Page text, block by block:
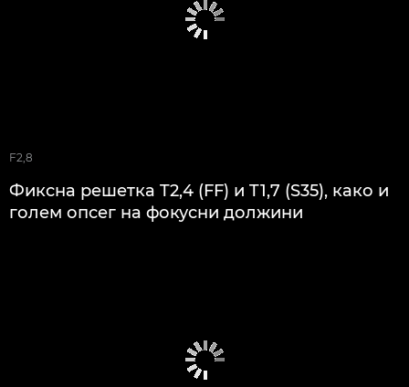
F2,8
Фиксна решетка T2,4 (FF) и T1,7 (S35), како и
голем опсег на фокусни должини